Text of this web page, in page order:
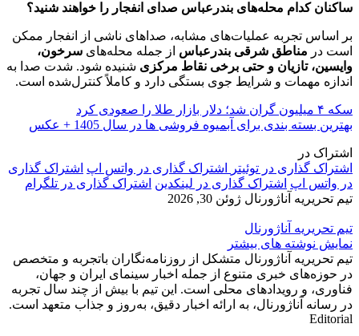
ساکنان کدام محله‌های بندرعباس صدای انفجار را خواهند شنید؟
بر اساس تجربه عملیات‌های مشابه، صداهای ناشی از انفجار ممکن
است در مناطق شرقی بندرعباس از جمله محله‌های سرخون،
وایسین، تازیان و حتی برخی نقاط مرکزی شنیده شود. شدت صدا به
اندازه مهمات و شرایط جوی بستگی دارد و کاملاً کنترل‌شده است.
سکه ۴ میلیون گران شد؛ دلار بازار طلا را صعودی کرد
بهترین بسته بندی برای آبمیوه فروشی ها در سال 1405 + عکس
اشتراک در
اشتراک گذاری در توئیتر
اشتراک گذاری در واتس اپ اشتراک گذاری
در واتس اپ اشتراک گذاری در لینکدین اشتراک گذاری در تلگرام
تیم تحریریه آناژورنال ژوئن 30, 2026
تیم تحریریه آناژورنال
نمایش نوشته های بیشتر
تیم تحریریه آناژورنال متشکل از روزنامه‌نگاران باتجربه و متخصص
در حوزه‌های خبری متنوع از جمله اخبار سینمای ایران و جهان،
فناوری، و رویدادهای محلی است. این تیم با بیش از چند سال تجربه
در رسانه‌ آناژورنال، به ارائه اخبار دقیق، به‌روز و جذاب متعهد است.
Editorial